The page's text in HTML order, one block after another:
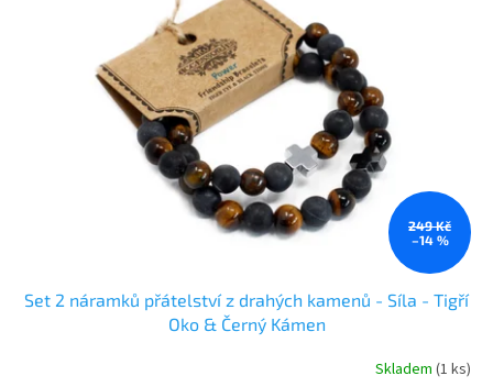
249 Kč
–14 %
Set 2 náramků přátelství z drahých kamenů - Síla - Tigří
Oko & Černý Kámen
Skladem (1 ks)